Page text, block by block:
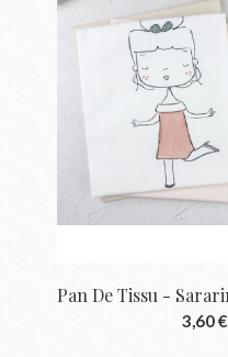
3,60 €